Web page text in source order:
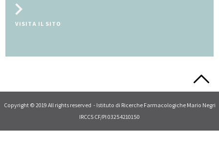
Copyright © 2019 All rights reserved - Istituto di Ricerche Farmacologiche Mario Negri
IRCCS CF/PI 03254210150